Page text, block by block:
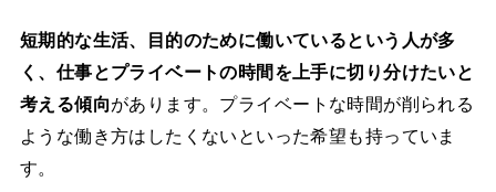
短期的な生活、目的のために働いているという人が多
く、仕事とプライベートの時間を上手に切り分けたいと
考える傾向があります。プライベートな時間が削られる
ような働き方はしたくないといった希望も持っていま
す。